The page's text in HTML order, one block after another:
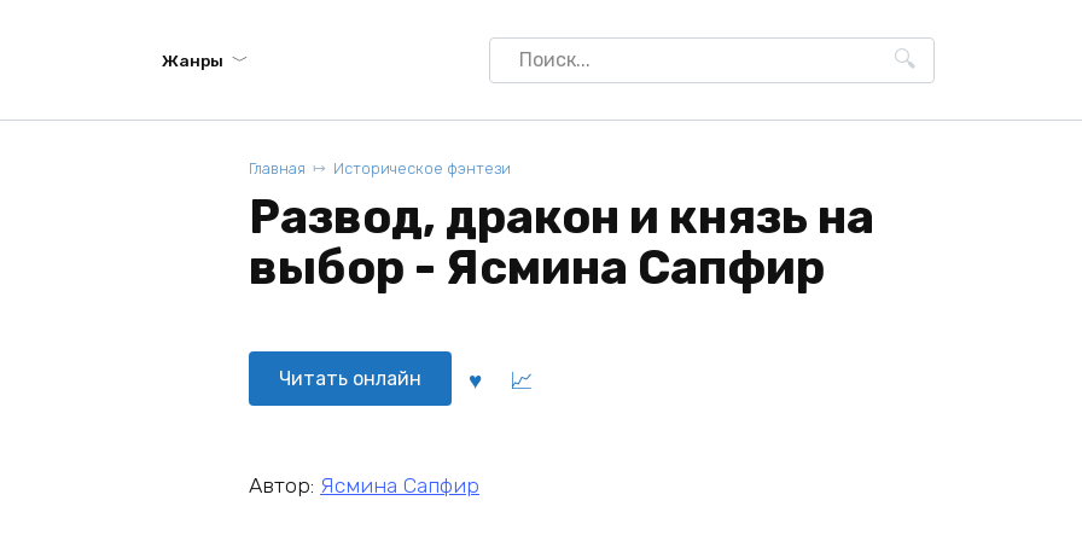
Жанры
Search
for:
Главная Историческое фэнтези
Развод, дракон и князь на
выбор - Ясмина Сапфир
Читать онлайн
Автор: Ясмина Сапфир